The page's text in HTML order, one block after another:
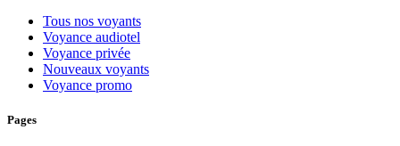
Tous nos voyants
Voyance audiotel
Voyance privée
Nouveaux voyants
Voyance promo
Pages